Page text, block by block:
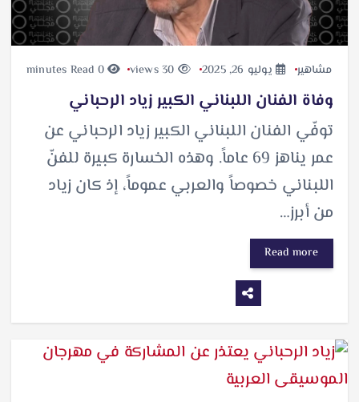
مشاهير يوليو 26, 2025 0 minutes Read
وفاة الفنان اللبناني الكبير زياد الرحباني
توفّي الفنان اللبناني الكبير زياد الرحباني عن
عمر يناهز 69 عاماً. وهذه الخسارة كبيرة للفنّ
اللبناني خصوصاً والعربي عموماً، إذ كان زياد
من أبرز…
Read more